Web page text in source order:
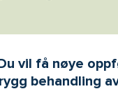
vil få nøye
behandling